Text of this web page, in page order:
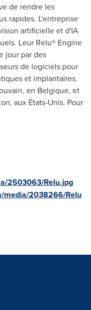
de rendre les
rapides. L'entreprise
artificielle et d'IA
Leur Relu® Engine
jour par des
de logiciels pour
et implantaires.
en Belgique, et
, aux États-Unis. Pour
2503063/Relu.jpg
media/2038266/Relu